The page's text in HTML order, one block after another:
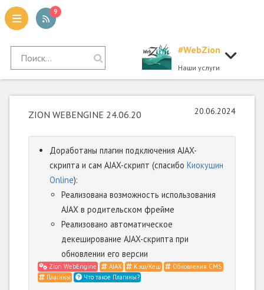
9
#WebZion
Наши услуги
ZION WEBENGINE 24.06.20 20.06.2024
Доработаны плагин подключения AJAX-
скрипта и сам AJAX-скрипт (спасибо Киокушин
Online):
Реализована возможность использования
AJAX в родительском фрейме
Реализовано автоматическое
декеширование AJAX-скрипта при
обновлении его версии
Zion WebEngine AJAX Кэш/Кеш
Обновления CMS
Плагины
Что такое Плагины?